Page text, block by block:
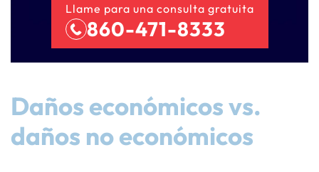
Llame para una consulta gratuita
860-471-8333
Daños económicos vs.
daños no económicos